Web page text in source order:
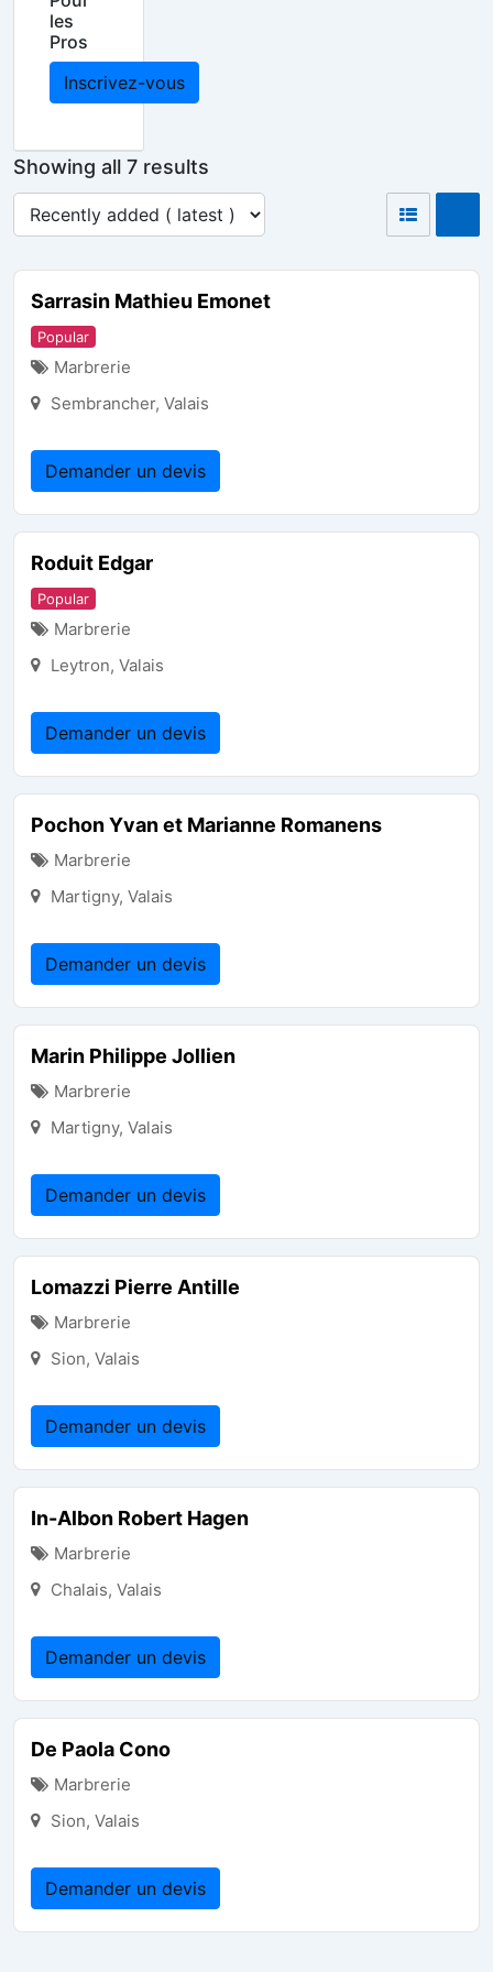
Showing all 7 results
Sarrasin Mathieu Emonet
Popular
Marbrerie
Sembrancher, Valais
Demander un devis
Roduit Edgar
Popular
Marbrerie
Leytron, Valais
Demander un devis
Pochon Yvan et Marianne Romanens
Marbrerie
Martigny, Valais
Demander un devis
Marin Philippe Jollien
Marbrerie
Martigny, Valais
Demander un devis
Lomazzi Pierre Antille
Marbrerie
Sion, Valais
Demander un devis
In-Albon Robert Hagen
Marbrerie
Chalais, Valais
Demander un devis
De Paola Cono
Marbrerie
Sion, Valais
Demander un devis
les
Pros
Inscrivez-vous